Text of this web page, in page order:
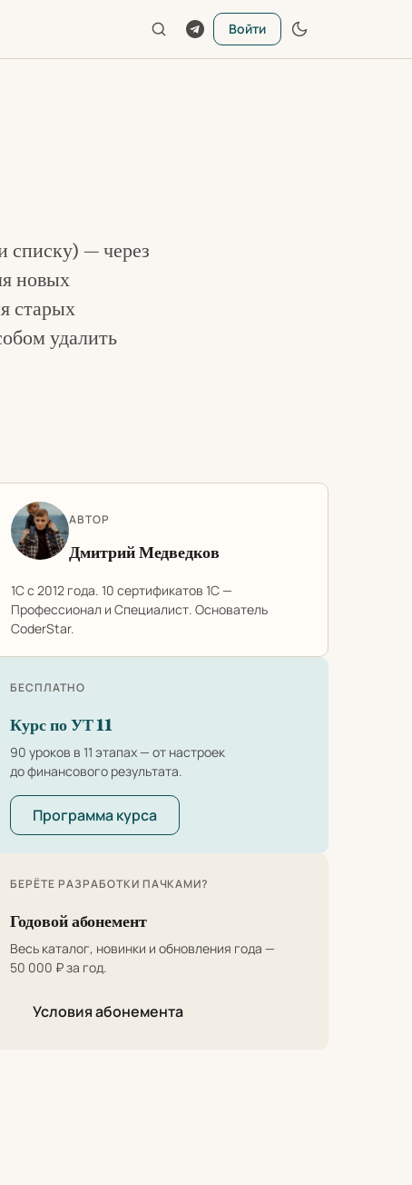
Войти
списку) — через
новых
старых
удалить
АВТОР
Дмитрий Медведков
1С с 2012 года. 10 сертификатов 1С —
Профессионал и Специалист. Основатель
CoderStar.
БЕСПЛАТНО
Курс по УТ 11
90 уроков в 11 этапах — от настроек
до финансового результата.
Программа курса
БЕРЁТЕ РАЗРАБОТКИ ПАЧКАМИ?
Годовой абонемент
Весь каталог, новинки и обновления года —
50 000 ₽ за год.
Условия абонемента